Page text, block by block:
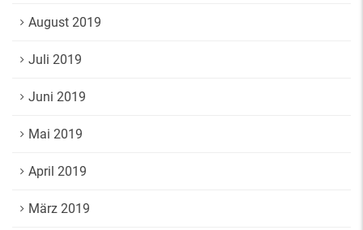
August 2019
Juli 2019
Juni 2019
Mai 2019
April 2019
März 2019